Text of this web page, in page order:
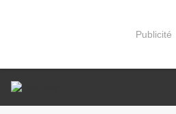
Publicité